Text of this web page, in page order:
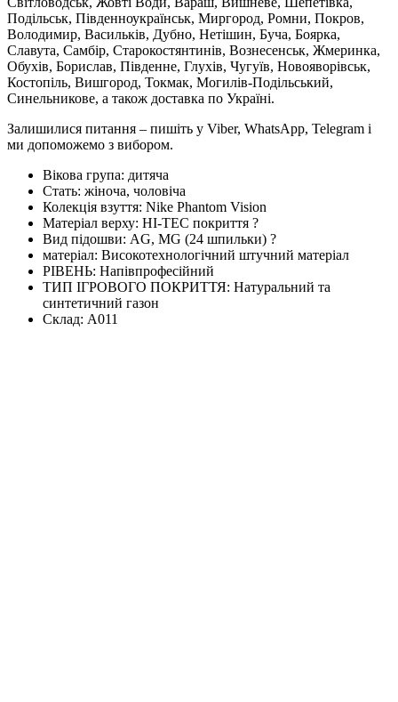
Подільськ, Південноукраїнськ, Миргород, Ромни, Покров,
Володимир, Васильків, Дубно, Нетішин, Буча, Боярка,
Славута, Самбір, Старокостянтинів, Вознесенськ, Жмеринка,
Обухів, Борислав, Південне, Глухів, Чугуїв, Новояворівськ,
Костопіль, Вишгород, Токмак, Могилів-Подільський,
Синельникове, а також доставка по Україні.
Залишилися питання – пишіть у Viber, WhatsApp, Telegram і
ми допоможемо з вибором.
Вікова група: дитяча
Стать: жіноча, чоловіча
Колекція взуття: Nike Phantom Vision
Матеріал верху: HI-TEC покриття ?
Вид підошви: AG, MG (24 шпильки) ?
матеріал: Високотехнологічний штучний матеріал
РІВЕНЬ: Напівпрофесійний
ТИП ІГРОВОГО ПОКРИТТЯ: Натуральний та
синтетичний газон
Склад: А011